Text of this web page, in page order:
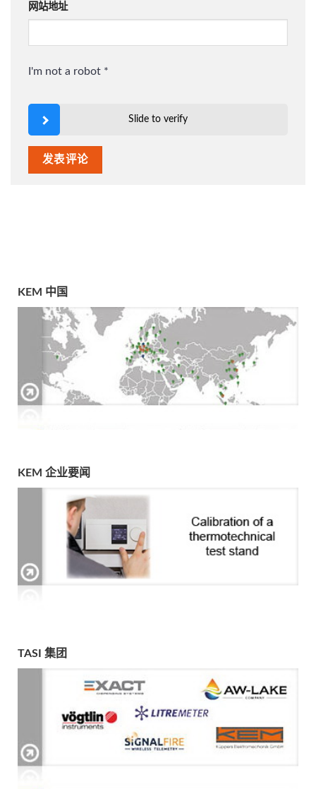
网站地址
I'm not a robot *
Slide to verify
KEM 中国
KEM 企业要闻
TASI 集团